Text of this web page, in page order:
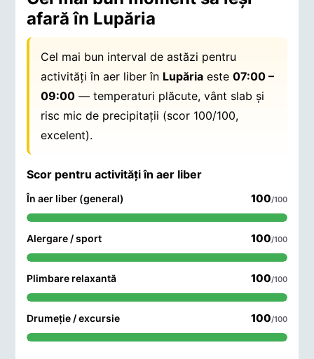
afară în Lupăria
Cel mai bun interval de astăzi pentru
activități în aer liber în Lupăria este07:00 –
09:00 — temperaturi plăcute, vânt slab și
risc mic de precipitații (scor 100/100,
excelent).
Scor pentru activități în aer liber
În aer liber (general) 100/100
Alergare / sport 100/100
Plimbare relaxantă 100/100
Drumeție / excursie 100/100